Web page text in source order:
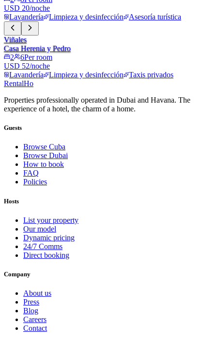
USD 20/noche
Lavandería
Limpieza y desinfección Asesoría turística
Viñales
Casa Herenia y Pedro
2
6Per room
USD 52/noche
Lavandería
Limpieza y desinfección
Taxis privados
RentalHo
Properties professionally operated in Dubai and Havana. The
experience of a hotel, the charm of a home.
Guests
Browse Cuba
Browse Dubai
How to book
FAQ
Policies
Hosts
List your property
Our model
Dynamic pricing
24/7 Comms
Direct booking
Company
About us
Press
Blog
Careers
Contact